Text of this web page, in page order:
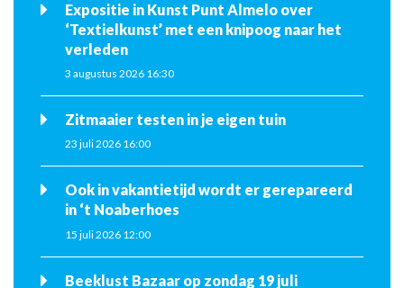
Expositie in Kunst Punt Almelo over
‘Textielkunst’ met een knipoog naar het
verleden
3 augustus 2026 16:30
Zitmaaier testen in je eigen tuin
23 juli 2026 16:00
Ook in vakantietijd wordt er gerepareerd
in ‘t Noaberhoes
15 juli 2026 12:00
Beeklust Bazaar op zondag 19 juli